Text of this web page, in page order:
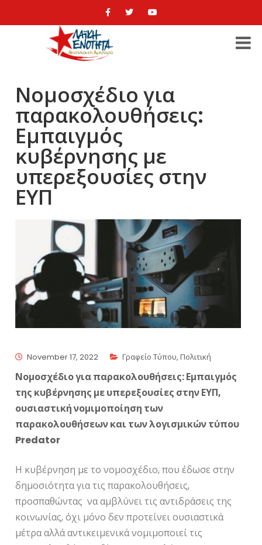
Νομοσχέδιο για
παρακολουθήσεις:
Εμπαιγμός
κυβέρνησης με
υπερεξουσίες στην
ΕΥΠ
November 17, 2022 Γραφείο Τύπου,Πολιτική
Νομοσχέδιο για παρακολουθήσεις: Εμπαιγμός
της κυβέρνησης με υπερεξουσίες στην ΕΥΠ,
ουσιαστική νομιμοποίηση των
παρακολουθήσεων και των λογισμικών τύπου
Predator
Η κυβέρνηση με το νομοσχέδιο, που έδωσε στην
δημοσιότητα για τις παρακολουθήσεις,
προσπαθώντας να αμβλύνει τις αντιδράσεις της
κοινωνίας, όχι μόνο δεν προτείνει ουσιαστικά
μέτρα αλλά αντικειμενικά νομιμοποιεί τις